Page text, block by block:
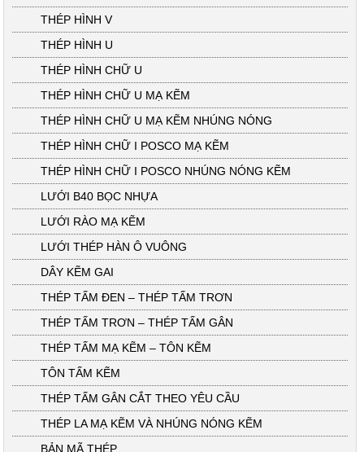
THÉP HÌNH V
THÉP HÌNH U
THÉP HÌNH CHỮ U
THÉP HÌNH CHỮ U MẠ KẼM
THÉP HÌNH CHỮ U MẠ KẼM NHÚNG NÓNG
THÉP HÌNH CHỮ I POSCO MẠ KẼM
THÉP HÌNH CHỮ I POSCO NHÚNG NÓNG KẼM
LƯỚI B40 BỌC NHỰA
LƯỚI RÀO MẠ KẼM
LƯỚI THÉP HÀN Ô VUÔNG
DÂY KẼM GAI
THÉP TẤM ĐEN – THÉP TẤM TRƠN
THÉP TẤM TRƠN – THÉP TẤM GÂN
THÉP TẤM MẠ KẼM – TÔN KẼM
TÔN TẤM KẼM
THÉP TẤM GÂN CẮT THEO YÊU CẦU
THÉP LA MẠ KẼM VÀ NHÚNG NÓNG KẼM
BẢN MÃ THÉP